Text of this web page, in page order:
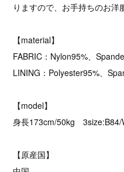
りますので、お手持ちのお洋
【material】
FABRIC：Nylon95%、
LINING：Polyester95%、
【model】
身長173cm/50kg 3size:B84/
【原産国】